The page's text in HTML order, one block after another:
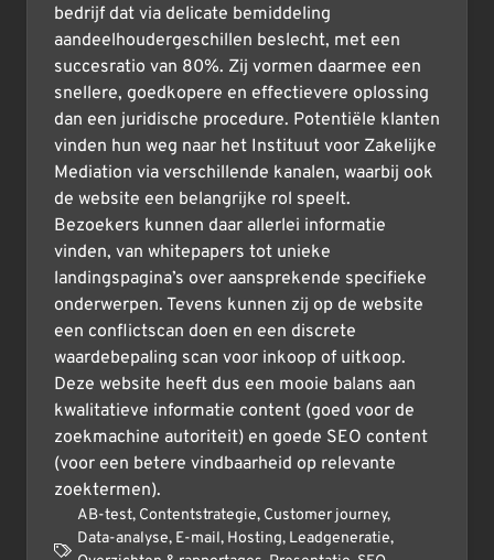
bedrijf dat via delicate bemiddeling
aandeelhoudergeschillen beslecht, met een
succesratio van 80%. Zij vormen daarmee een
snellere, goedkopere en effectievere oplossing
dan een juridische procedure. Potentiële klanten
vinden hun weg naar het Instituut voor Zakelijke
Mediation via verschillende kanalen, waarbij ook
de website een belangrijke rol speelt.
Bezoekers kunnen daar allerlei informatie
vinden, van whitepapers tot unieke
landingspagina’s over aansprekende specifieke
onderwerpen. Tevens kunnen zij op de website
een conflictscan doen en een discrete
waardebepaling scan voor inkoop of uitkoop.
Deze website heeft dus een mooie balans aan
kwalitatieve informatie content (goed voor de
zoekmachine autoriteit) en goede SEO content
(voor een betere vindbaarheid op relevante
zoektermen).
AB-test, Contentstrategie, Customer journey,
Data-analyse, E-mail, Hosting, Leadgeneratie,